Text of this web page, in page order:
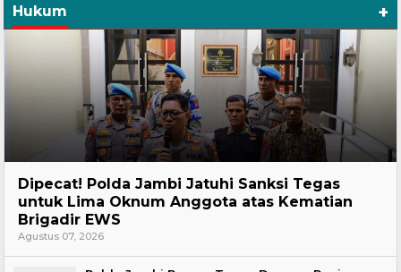
Hukum +
Dipecat! Polda Jambi Jatuhi Sanksi Tegas
untuk Lima Oknum Anggota atas Kematian
Brigadir EWS
Agustus 07, 2026